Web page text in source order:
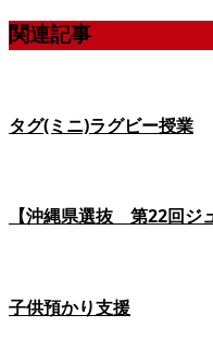
関連記事
タグ(ミニ)ラグビー授業
【沖縄県選抜 第22回ジ
子供預かり支援